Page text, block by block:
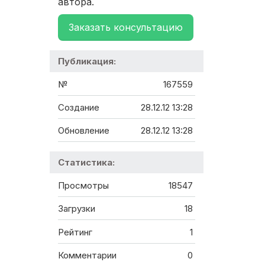
Заказать консультацию
Публикация:
№ 167559
Создание 28.12.12 13:28
Обновление 28.12.12 13:28
Статистика:
Просмотры 18547
Загрузки 18
Рейтинг 1
Комментарии 0